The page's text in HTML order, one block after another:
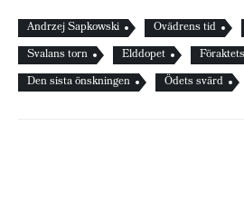
Andrzej Sapkowski Ovädrens tid
Svalans torn
Elddopet
Den sista önskningen
Ödets svärd